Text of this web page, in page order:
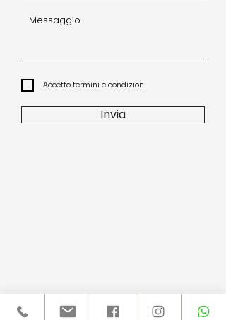
Accetto termini e condizioni
Invia